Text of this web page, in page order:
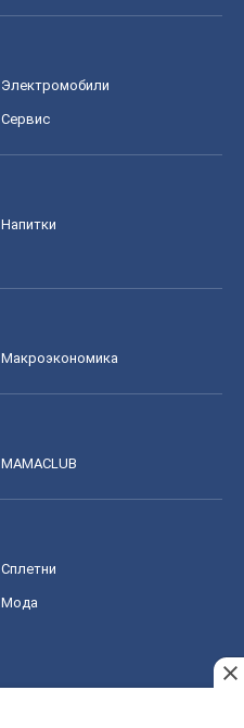
Электромобили
Сервис
Напитки
Mакроэкономика
MAMACLUB
Сплетни
Мода